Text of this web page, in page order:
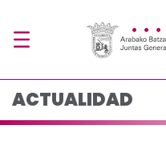
Los
ACTUALIDAD